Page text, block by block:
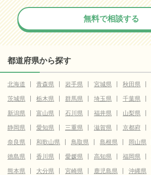
無料で相談する
都道府県から探す
北海道 青森県 岩手県 宮城県 秋田県
茨城県
栃木県 群馬県 埼玉県 千葉県
新潟県
富山県 石川県 福井県 山梨県
静岡県
愛知県 三重県 滋賀県 京都府
奈良県
和歌山県 鳥取県 島根県 岡山県
徳島県
香川県 愛媛県 高知県 福岡県
熊本県
大分県 宮崎県 鹿児島県 沖縄県